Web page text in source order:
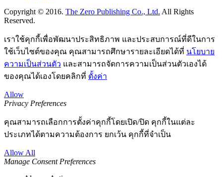
Copyright © 2016. The Zero Publishing Co., Ltd. All Rights
Reserved.
เราใช้คุกกี้เพื่อพัฒนาประสิทธิภาพ และประสบการณ์ที่ดีในการ
ใช้เว็บไซต์ของคุณ คุณสามารถศึกษารายละเอียดได้ที่ นโยบาย
ความเป็นส่วนตัว และสามารถจัดการความเป็นส่วนตัวเองได้
ของคุณได้เองโดยคลิกที่ ตั้งค่า
Allow
Privacy Preferences
คุณสามารถเลือกการตั้งค่าคุกกี้โดยเปิด/ปิด คุกกี้ในแต่ละ
ประเภทได้ตามความต้องการ ยกเว้น คุกกี้ที่จำเป็น
Allow All
Manage Consent Preferences